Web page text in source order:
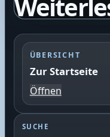
ÜBERSICHT
Zur Startseite
Öffnen
SUCHE